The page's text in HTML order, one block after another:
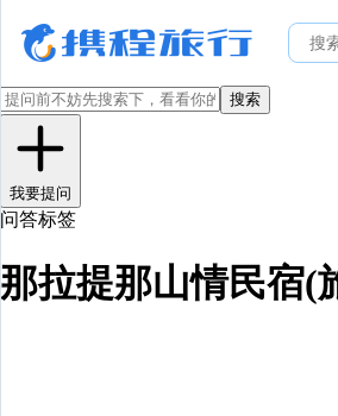
搜索
我要提问
问答标签
那拉提那山情民宿(